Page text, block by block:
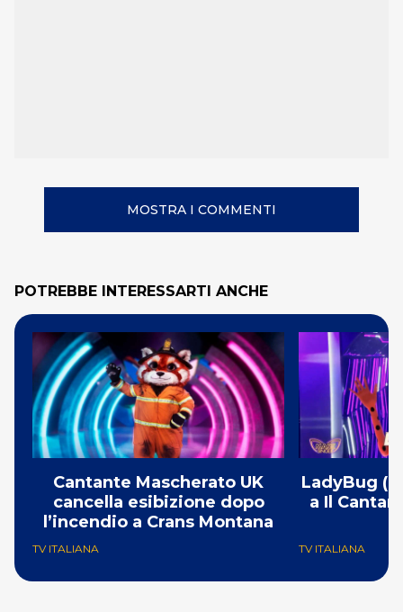
MOSTRA I COMMENTI
POTREBBE INTERESSARTI ANCHE
Cantante Mascherato UK
cancella esibizione dopo
l’incendio a Crans Montana
TV ITALIANA
LadyBug
a Il
TV ITALIANA